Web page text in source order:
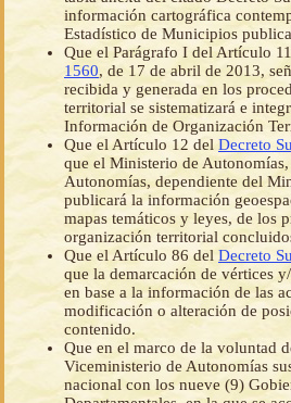
información cartográfica
Estadístico de Municipios
Que el Parágrafo I del Artículo
1560, de 17 de abril de 2013,
recibida y generada en los
territorial se sistematizará e
Información de Organización
Que el Artículo 12 del Decreto
que el Ministerio de
Autonomías, dependiente del
publicará la información
mapas temáticos y leyes, de los
organización territorial
Que el Artículo 86 del Decreto
que la demarcación de vértices
en base a la información de las
modificación o alteración de
contenido.
Que en el marco de la voluntad
Viceministerio de Autonomías
nacional con los nueve (9)